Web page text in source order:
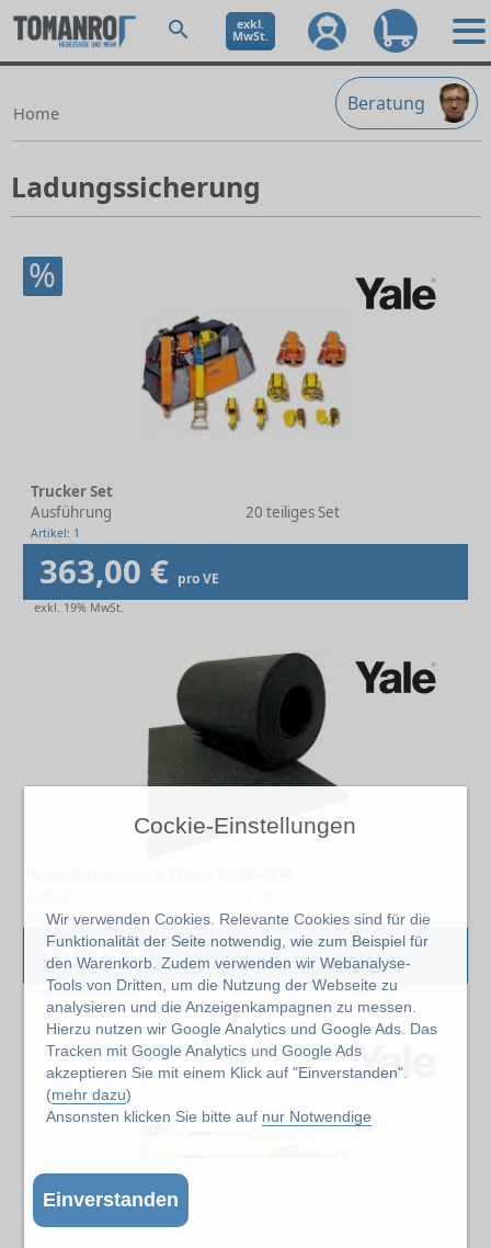
Cockie-Einstellungen
Wir verwenden Cookies. Relevante Cookies sind für die
Funktionalität der Seite notwendig, wie zum Beispiel für
den Warenkorb. Zudem verwenden wir Webanalyse-
Tools von Dritten, um die Nutzung der Webseite zu
analysieren und die Anzeigenkampagnen zu messen.
Hierzu nutzen wir Google Analytics und Google Ads. Das
Tracken mit Google Analytics und Google Ads
akzeptieren Sie mit einem Klick auf "Einverstanden".
(mehr dazu)
Ansonsten klicken Sie bitte auf nur Notwendige
Einverstanden
exkl.
MwSt.
Beratung
Home
Ladungssicherung
%
Trucker Set
Ausführung
20 teiliges Set
Artikel: 1
363,00 € pro VE
exkl. 19% MwSt.
Artikel: 1
14,25 €
exkl. 19% MwSt.